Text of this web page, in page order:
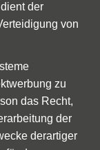
der
von
zu
das Recht,
der
derartiger